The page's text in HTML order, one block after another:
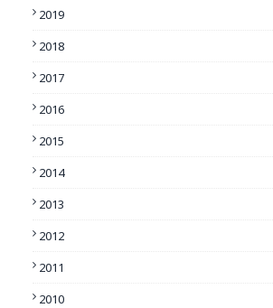
2019
2018
2017
2016
2015
2014
2013
2012
2011
2010